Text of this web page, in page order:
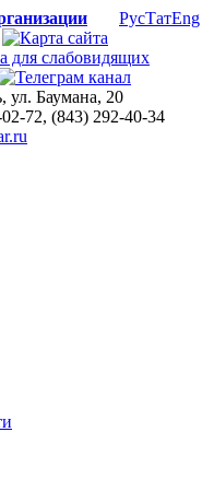
РусТатEng
ул. Баумана, 20
72, (843) 292-40-34